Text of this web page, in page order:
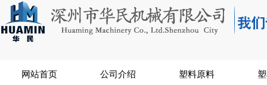
网站首页 公司介绍 塑料原料